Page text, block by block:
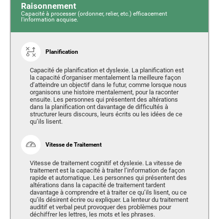
Raisonnement
Capacité à processer (ordonner, relier, etc.) efficacement
l'information acquise.
Planification
Capacité de planification et dyslexie. La planification est
la capacité d’organiser mentalement la meilleure façon
d’atteindre un objectif dans le futur, comme lorsque nous
organisons une histoire mentalement, pour la raconter
ensuite. Les personnes qui présentent des altérations
dans la planification ont davantage de difficultés à
structurer leurs discours, leurs écrits ou les idées de ce
qu’ils lisent.
Vitesse de Traitement
Vitesse de traitement cognitif et dyslexie. La vitesse de
traitement est la capacité à traiter l’information de façon
rapide et automatique. Les personnes qui présentent des
altérations dans la capacité de traitement tardent
davantage à comprendre et à traiter ce qu’ils lisent, ou ce
qu’ils désirent écrire ou expliquer. La lenteur du traitement
auditif et verbal peut provoquer des problèmes pour
déchiffrer les lettres, les mots et les phrases.